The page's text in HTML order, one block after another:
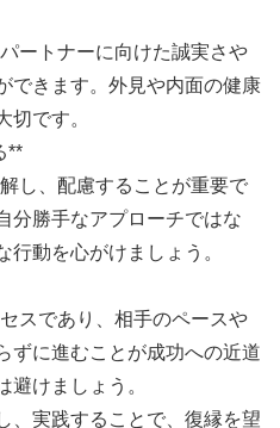
ートナーに向けた誠実さや
できます。外見や内面の健康
切です。
**
し、配慮することが重要で
分勝手なアプローチではな
行動を心がけましょう。
スであり、相手のペースや
ずに進むことが成功への近道
避けましょう。
、実践することで、復縁を望